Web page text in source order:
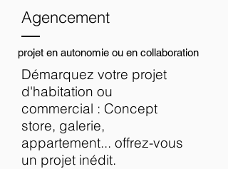
Agencement
projet en autonomie ou en collaboration
Démarquez votre projet
d'habitation ou
commercial : Concept
store, galerie,
appartement... offrez-vous
un projet inédit.